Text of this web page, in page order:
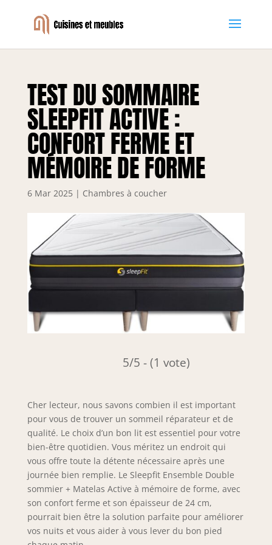
TEST DU SOMMAIRE
SLEEPFIT ACTIVE :
CONFORT FERME ET
MÉMOIRE DE FORME
6 Mar 2025 | Chambres à coucher
5/5 - (1 vote)
Cher lecteur, nous savons combien il est important
pour vous de trouver un sommeil réparateur et de
qualité. Le choix d’un bon lit est essentiel pour votre
bien-être quotidien. Vous méritez un endroit qui
vous offre toute la détente nécessaire après une
journée bien remplie. Le Sleepfit Ensemble Double
sommier + Matelas Active à mémoire de forme, avec
son confort ferme et son épaisseur de 24 cm,
pourrait bien être la solution parfaite pour améliorer
vos nuits et vous aider à vous lever du bon pied